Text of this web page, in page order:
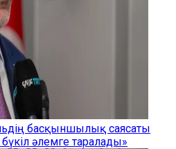
басқыншылық саясаты
әлемге таралады»